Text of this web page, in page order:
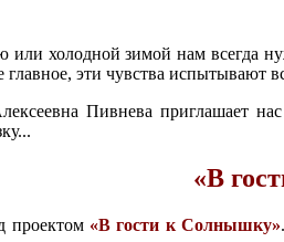
холодной зимой нам всегда
главное, эти чувства
Пивнева
«В
проектом «В гости к Солнышку»